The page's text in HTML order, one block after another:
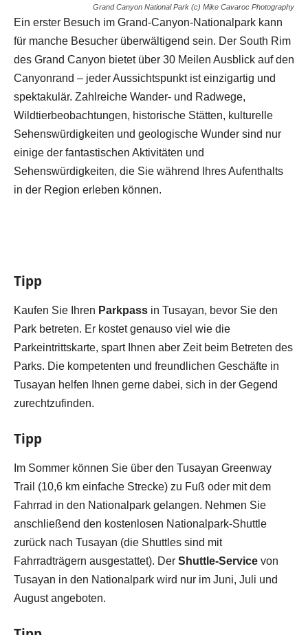
Grand Canyon National Park (c) Mike Cavaroc Photography
Ein erster Besuch im Grand-Canyon-Nationalpark kann
für manche Besucher überwältigend sein. Der South Rim
des Grand Canyon bietet über 30 Meilen Ausblick auf den
Canyonrand – jeder Aussichtspunkt ist einzigartig und
spektakulär. Zahlreiche Wander- und Radwege,
Wildtierbeobachtungen, historische Stätten, kulturelle
Sehenswürdigkeiten und geologische Wunder sind nur
einige der fantastischen Aktivitäten und
Sehenswürdigkeiten, die Sie während Ihres Aufenthalts
in der Region erleben können.
Tipp
Kaufen Sie Ihren Parkpass in Tusayan, bevor Sie den
Park betreten. Er kostet genauso viel wie die
Parkeintrittskarte, spart Ihnen aber Zeit beim Betreten des
Parks. Die kompetenten und freundlichen Geschäfte in
Tusayan helfen Ihnen gerne dabei, sich in der Gegend
zurechtzufinden.
Tipp
Im Sommer können Sie über den Tusayan Greenway
Trail (10,6 km einfache Strecke) zu Fuß oder mit dem
Fahrrad in den Nationalpark gelangen. Nehmen Sie
anschließend den kostenlosen Nationalpark-Shuttle
zurück nach Tusayan (die Shuttles sind mit
Fahrradträgern ausgestattet). Der Shuttle-Service von
Tusayan in den Nationalpark wird nur im Juni, Juli und
August angeboten.